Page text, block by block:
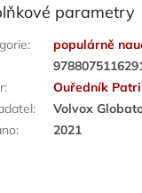
parametry
:
populárně
:
Ouředník
:
Volvox
: 2021